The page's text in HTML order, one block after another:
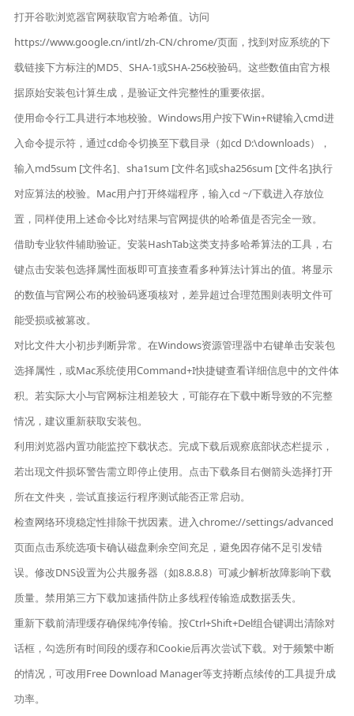
打开谷歌浏览器官网获取官方哈希值。访问
https://www.google.cn/intl/zh-CN/chrome/页面，找到对应系统的下
载链接下方标注的MD5、SHA-1或SHA-256校验码。这些数值由官方根
据原始安装包计算生成，是验证文件完整性的重要依据。
使用命令行工具进行本地校验。Windows用户按下Win+R键输入cmd进
入命令提示符，通过cd命令切换至下载目录（如cd D:\downloads），
输入md5sum [文件名]、sha1sum [文件名]或sha256sum [文件名]执行
对应算法的校验。Mac用户打开终端程序，输入cd ~/下载进入存放位
置，同样使用上述命令比对结果与官网提供的哈希值是否完全一致。
借助专业软件辅助验证。安装HashTab这类支持多哈希算法的工具，右
键点击安装包选择属性面板即可直接查看多种算法计算出的值。将显示
的数值与官网公布的校验码逐项核对，差异超过合理范围则表明文件可
能受损或被篡改。
对比文件大小初步判断异常。在Windows资源管理器中右键单击安装包
选择属性，或Mac系统使用Command+I快捷键查看详细信息中的文件体
积。若实际大小与官网标注相差较大，可能存在下载中断导致的不完整
情况，建议重新获取安装包。
利用浏览器内置功能监控下载状态。完成下载后观察底部状态栏提示，
若出现文件损坏警告需立即停止使用。点击下载条目右侧箭头选择打开
所在文件夹，尝试直接运行程序测试能否正常启动。
检查网络环境稳定性排除干扰因素。进入chrome://settings/advanced
页面点击系统选项卡确认磁盘剩余空间充足，避免因存储不足引发错
误。修改DNS设置为公共服务器（如8.8.8.8）可减少解析故障影响下载
质量。禁用第三方下载加速插件防止多线程传输造成数据丢失。
重新下载前清理缓存确保纯净传输。按Ctrl+Shift+Del组合键调出清除对
话框，勾选所有时间段的缓存和Cookie后再次尝试下载。对于频繁中断
的情况，可改用Free Download Manager等支持断点续传的工具提升成
功率。